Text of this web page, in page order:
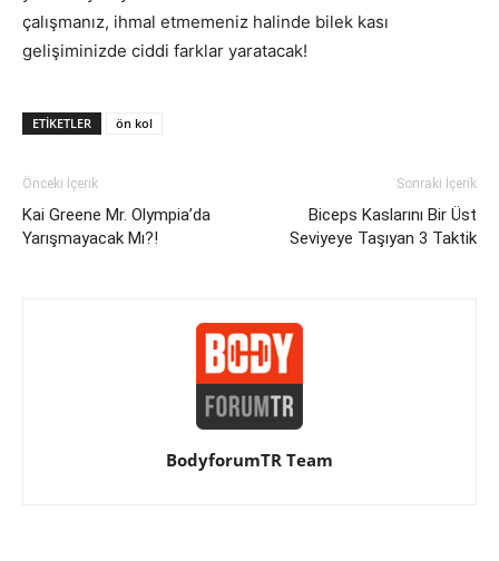
çalışmanız, ihmal etmemeniz halinde bilek kası
gelişiminizde ciddi farklar yaratacak!
ETIKETLER ön kol
Önceki İçerik
Kai Greene Mr. Olympia’da
Yarışmayacak Mı?!
Sonraki İçerik
Biceps Kaslarını Bir Üst
Seviyeye Taşıyan 3 Taktik
BodyforumTR Team